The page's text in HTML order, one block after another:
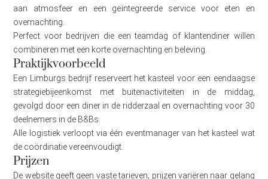
aan atmosfeer en een geïntegreerde service voor eten en
overnachting.
Perfect voor bedrijven die een teamdag of klantendiner willen
combineren met een korte overnachting en beleving.
Praktijkvoorbeeld
Een Limburgs bedrijf reserveert het kasteel voor een eendaagse
strategiebijeenkomst met buitenactiviteiten in de middag,
gevolgd door een diner in de ridderzaal en overnachting voor 30
deelnemers in de B&Bs.
Alle logistiek verloopt via één eventmanager van het kasteel wat
de coördinatie vereenvoudigt.
Prijzen
De website geeft geen vaste tarieven; prijzen variëren naar gelang